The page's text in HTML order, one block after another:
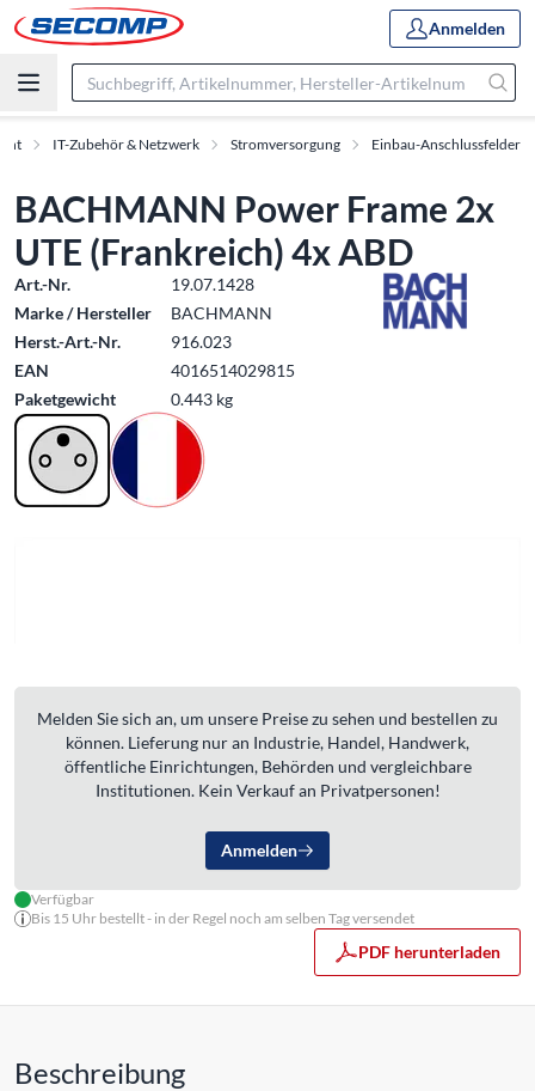
Anmelden
IT-Zubehör & Netzwerk Stromversorgung Einbau-Anschlussfelder
BACHMANN Power Frame 2x
UTE (Frankreich) 4x ABD
Art.-Nr.
19.07.1428
Marke / Hersteller
BACHMANN
Herst.-Art.-Nr.
916.023
EAN
4016514029815
Paketgewicht
0.443 kg
Melden Sie sich an, um unsere Preise zu sehen und bestellen zu
können. Lieferung nur an Industrie, Handel, Handwerk,
öffentliche Einrichtungen, Behörden und vergleichbare
Institutionen. Kein Verkauf an Privatpersonen!
Anmelden
Verfügbar
Bis 15 Uhr bestellt - in der Regel noch am selben Tag versendet
PDF herunterladen
Beschreibung